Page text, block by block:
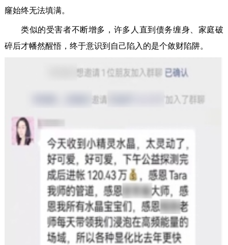
窿始终无法填满。
类似的受害者不断增多，许多人直到债务缠身、家庭破
碎后才幡然醒悟，终于意识到自己陷入的是个敛财陷阱。